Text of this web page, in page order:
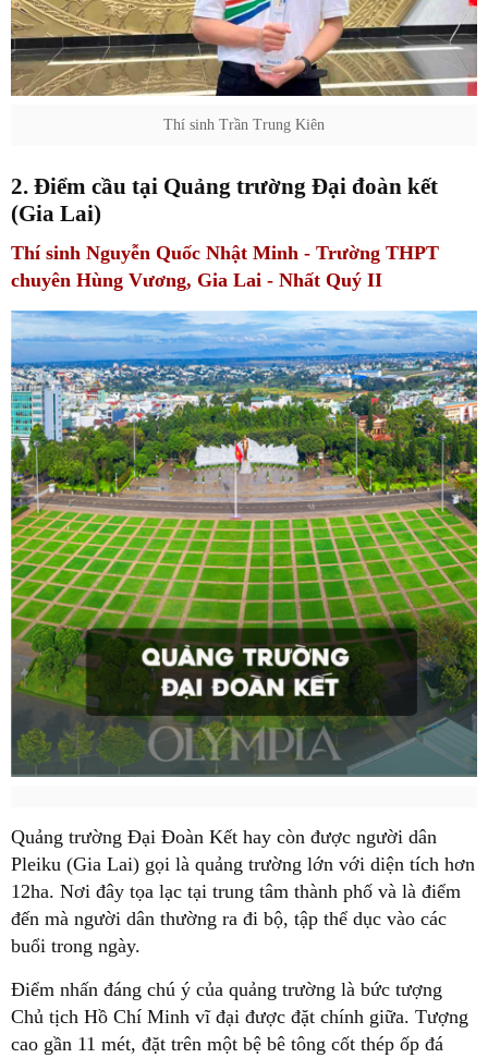
Thí sinh Trần Trung Kiên
2. Điểm cầu tại Quảng trường Đại đoàn kết
(Gia Lai)
Thí sinh Nguyễn Quốc Nhật Minh - Trường THPT
chuyên Hùng Vương, Gia Lai - Nhất Quý II
Quảng trường Đại Đoàn Kết hay còn được người dân
Pleiku (Gia Lai) gọi là quảng trường lớn với diện tích hơn
12ha. Nơi đây tọa lạc tại trung tâm thành phố và là điểm
đến mà người dân thường ra đi bộ, tập thể dục vào các
buổi trong ngày.
Điểm nhấn đáng chú ý của quảng trường là bức tượng
Chủ tịch Hồ Chí Minh vĩ đại được đặt chính giữa. Tượng
cao gần 11 mét, đặt trên một bệ bê tông cốt thép ốp đá